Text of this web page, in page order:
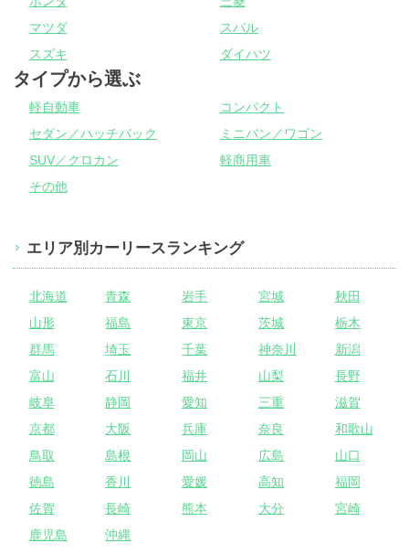
マツダ
スバル
スズキ
ダイハツ
タイプから選ぶ
軽自動車
コンパクト
セダン／ハッチバック
ミニバン／ワゴン
SUV／クロカン
軽商用車
その他
エリア別カーリースランキング
北海道 青森 岩手 宮城
秋田
山形
福島 東京 茨城
栃木
群馬
埼玉 千葉 神奈川
新潟
富山
石川 福井 山梨
長野
岐阜
静岡 愛知 三重
滋賀
京都
大阪 兵庫 奈良
和歌山
鳥取
島根 岡山 広島
山口
徳島
香川 愛媛 高知
福岡
佐賀
長崎 熊本 大分
宮崎
鹿児島
沖縄